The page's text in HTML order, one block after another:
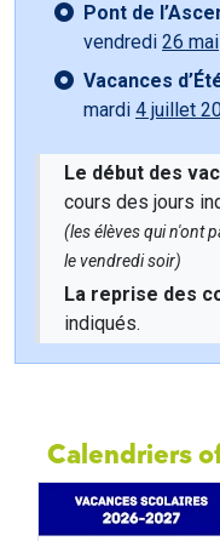
Pont de
vendredi 26 mai
Vacances
mardi 4 juillet
Le début des
cours des jours
(les élèves qui n'ont
le vendredi soir)
La reprise des
indiqués.
Calendriers